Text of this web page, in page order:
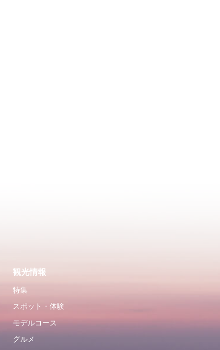
観光情報
特集
スポット・体験
モデルコース
グルメ